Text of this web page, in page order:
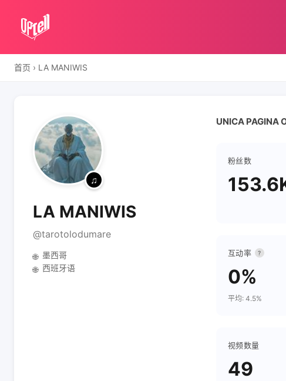
首页 › LA MANIWIS
LA MANIWIS
@tarotolodumare
🌐 墨西哥
🌐 西班牙语
UNICA PAGINA
粉丝数
互动率 ?
0%
平均: 4.5%
视频数量
49